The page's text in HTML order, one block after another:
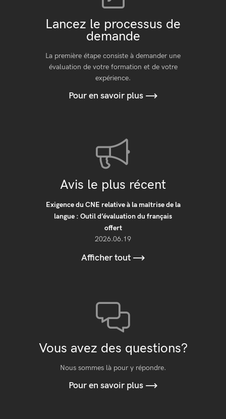
Lancez le processus de
demande
La première étape consiste à demander une
évaluation de votre formation et de votre
expérience.
Pour en savoir plus
Avis le plus récent
Exigence du CNE relative à la maîtrise de la
langue : Outil d’évaluation du français
offert
2026.06.19
Afficher tout
Vous avez des questions?
Nous sommes là pour y répondre.
Pour en savoir plus